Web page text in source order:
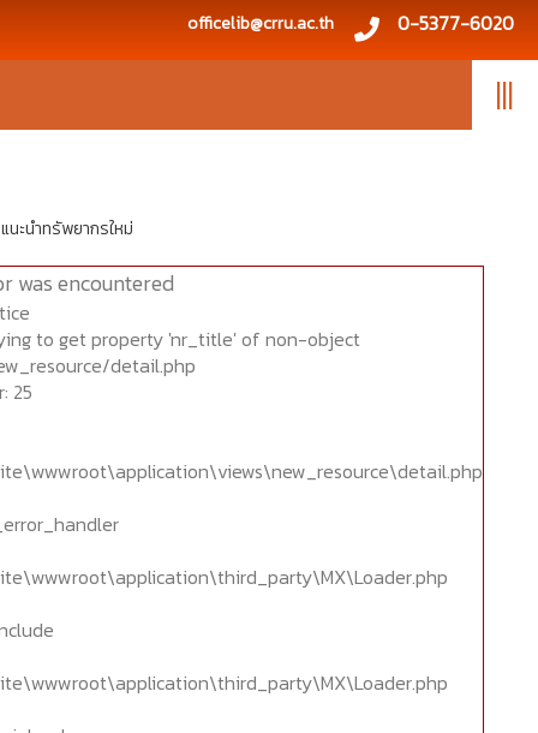
officelib@crru.ac.th 0-5377-6020
|||
นะนำทรัพยากรใหม่
was encountered
to get property 'nr_title' of non-object
detail.php
25